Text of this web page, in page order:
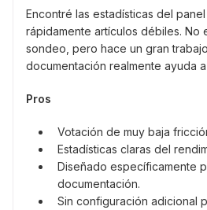
Encontré las estadísticas del
rápidamente artículos débiles. No
sondeo, pero hace un gran
documentación realmente ayuda
Pros
Votación de muy baja
Estadísticas claras del
Diseñado específicamente
documentación.
Sin configuración adicional